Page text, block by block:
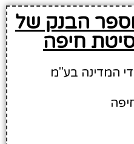
הבנק של
חיפה
המדינה בע"מ